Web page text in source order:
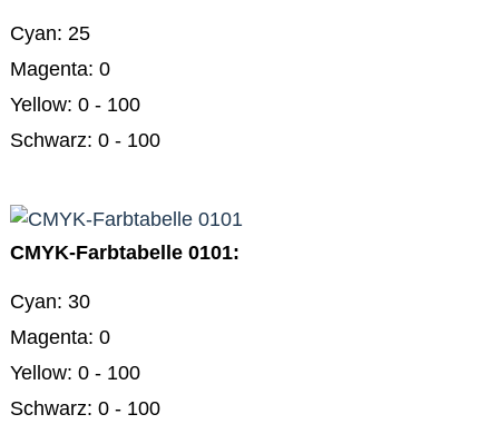
Cyan: 25
Magenta: 0
Yellow: 0 - 100
Schwarz: 0 - 100
CMYK-Farbtabelle 0101:
Cyan: 30
Magenta: 0
Yellow: 0 - 100
Schwarz: 0 - 100